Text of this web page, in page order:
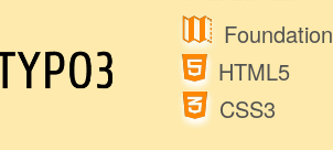
Foundation
HTML5
CSS3